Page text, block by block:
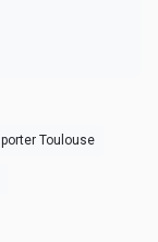
porter Toulouse